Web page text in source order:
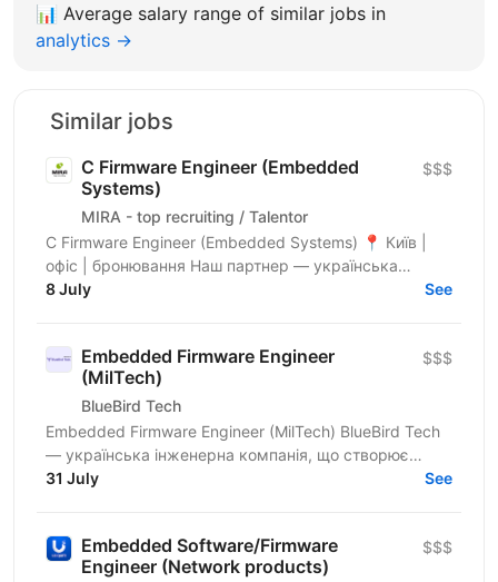
📊 Average salary range of similar jobs in
analytics →
Similar jobs
C Firmware Engineer (Embedded
Systems)
MIRA - top recruiting / Talentor
$$$
C Firmware Engineer (Embedded Systems) 📍 Київ |
офіс | бронювання Наш партнер — українська
інженерна компанія, що створює високотехнологічні
8 July See
Embedded Firmware Engineer
(MilTech)
BlueBird Tech
$$$
Embedded Firmware Engineer (MilTech) BlueBird Tech
— українська інженерна компанія, що створює
інноваційні військові рішення. Ми працюємо на
31 July See
Embedded Software/Firmware
Engineer (Network products)
$$$